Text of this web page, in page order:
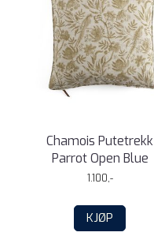
Chamois Putetrekk
Parrot Open Blue
1.100,-
KJØP